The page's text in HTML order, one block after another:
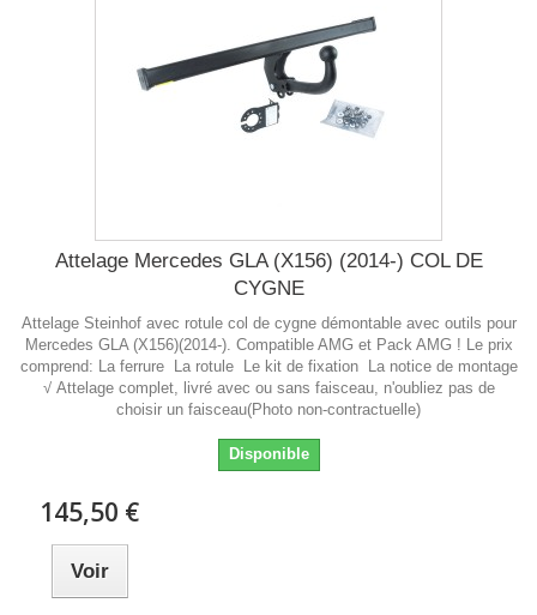
Attelage Mercedes GLA (X156) (2014-) COL DE
CYGNE
Attelage Steinhof avec rotule col de cygne démontable avec outils pour
Mercedes GLA (X156)(2014-). Compatible AMG et Pack AMG ! Le prix
comprend: La ferrure La rotule Le kit de fixation La notice de montage
√ Attelage complet, livré avec ou sans faisceau, n'oubliez pas de
choisir un faisceau(Photo non-contractuelle)
Disponible
145,50 €
Voir